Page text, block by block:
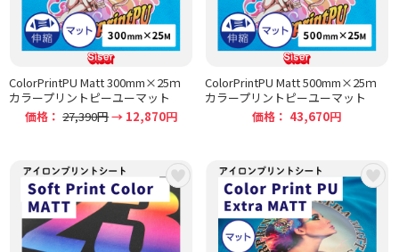
ColorPrintPU Matt 300mm×25ｍ
カラープリントピーユーマット
価格：27,390円→ 12,870円
ColorPrintPU Matt 500mm×25ｍ
カラープリントピーユーマット
価格： 43,670円